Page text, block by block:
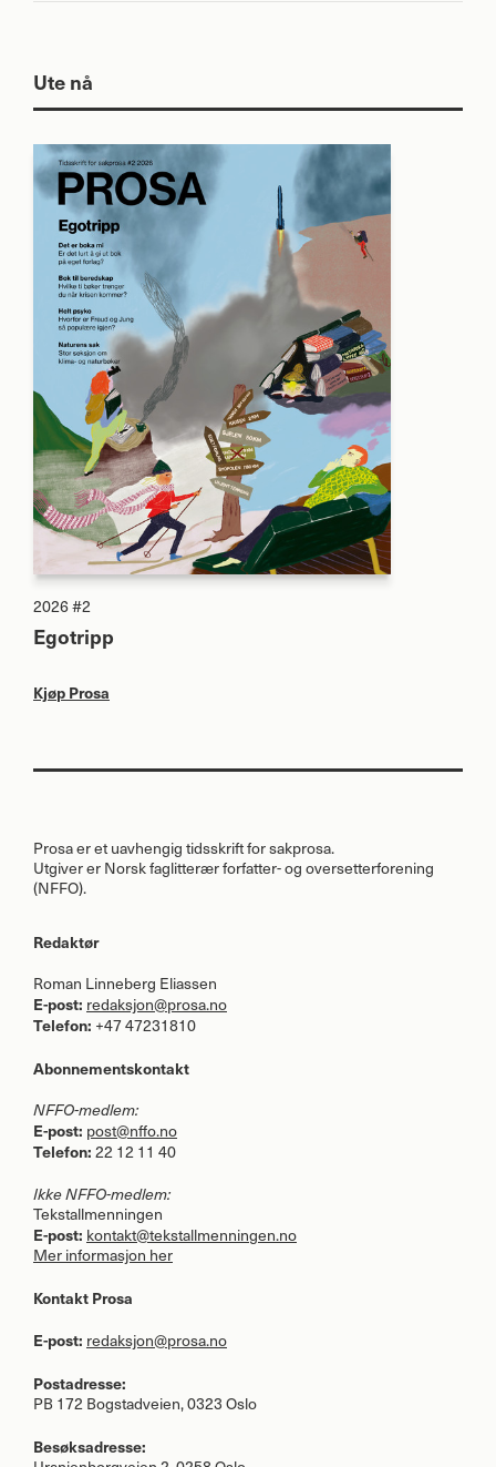
Ute nå
2026 #2
Egotripp
Kjøp Prosa
Prosa er et uavhengig tidsskrift for sakprosa.
Utgiver er Norsk faglitterær forfatter- og oversetterforening
(NFFO).
Redaktør
Roman Linneberg Eliassen
E-post: redaksjon@prosa.no
Telefon: +47 47231810
Abonnementskontakt
NFFO-medlem:
E-post: post@nffo.no
Telefon: 22 12 11 40
IkkeNFFO-medlem:
Tekstallmenningen
E-post: kontakt@tekstallmenningen.no
Mer informasjon her
Kontakt Prosa
E-post: redaksjon@prosa.no
Postadresse:
PB 172 Bogstadveien, 0323 Oslo
Besøksadresse: